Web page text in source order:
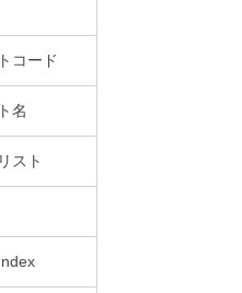
コード
名
スト